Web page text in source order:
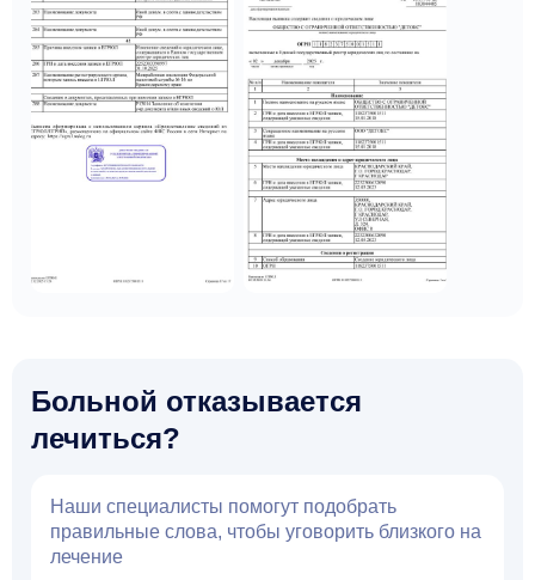
Больной отказывается
лечиться?
Наши специалисты помогут подобрать
правильные слова, чтобы уговорить близкого на
лечение